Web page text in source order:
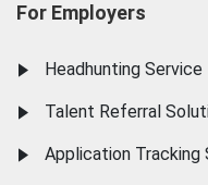
For Employers
Headhunting Service
Talent Referral
Application Tracking